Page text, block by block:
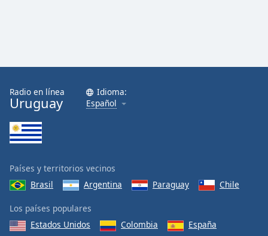
Radio en línea
Uruguay
Idioma:
Español
Países y territorios vecinos
Brasil
Argentina Paraguay Chile
Los países populares
Estados Unidos
Colombia
España